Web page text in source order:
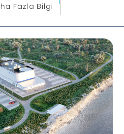
Fazla Bilgi